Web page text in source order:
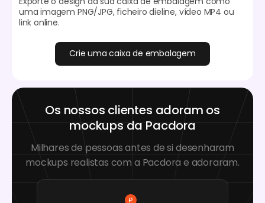
uma imagem PNG/JPG, ficheiro dieline, vídeo MP4 ou
link online.
Crie uma caixa de embalagem
Os nossos clientes adoram os
mockups da Pacdora
Milhares de pessoas antes de si desenharam
mockups realistas com a Pacdora e adoraram.